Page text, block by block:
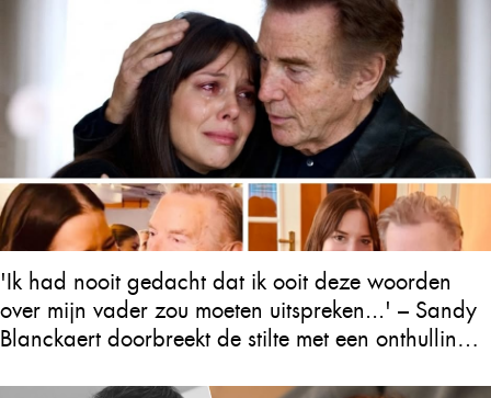
'Ik had nooit gedacht dat ik ooit deze woorden
over mijn vader zou moeten uitspreken...' – Sandy
Blanckaert doorbreekt de stilte met een onthulling